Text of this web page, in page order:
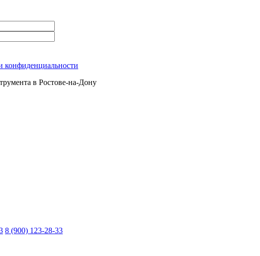
конфиденциальности
в Ростове-на-Дону
8 (900) 123-28-33